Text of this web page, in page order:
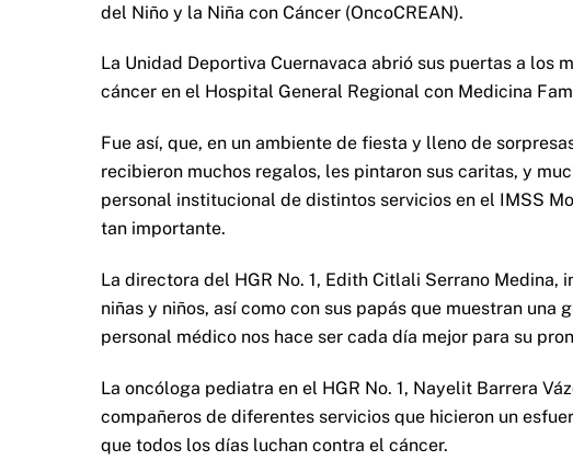
del Niño y la Niña con Cáncer (OncoCREAN).
La Unidad Deportiva Cuernavaca abrió sus puertas a los
cáncer en el Hospital General Regional con Medicina
Fue así, que, en un ambiente de fiesta y lleno de
recibieron muchos regalos, les pintaron sus caritas, y
personal institucional de distintos servicios en el IMSS
tan importante.
La directora del HGR No. 1, Edith Citlali Serrano
niñas y niños, así como con sus papás que muestran
personal médico nos hace ser cada día mejor para su
La oncóloga pediatra en el HGR No. 1, Nayelit Barrera
compañeros de diferentes servicios que hicieron un
que todos los días luchan contra el cáncer.